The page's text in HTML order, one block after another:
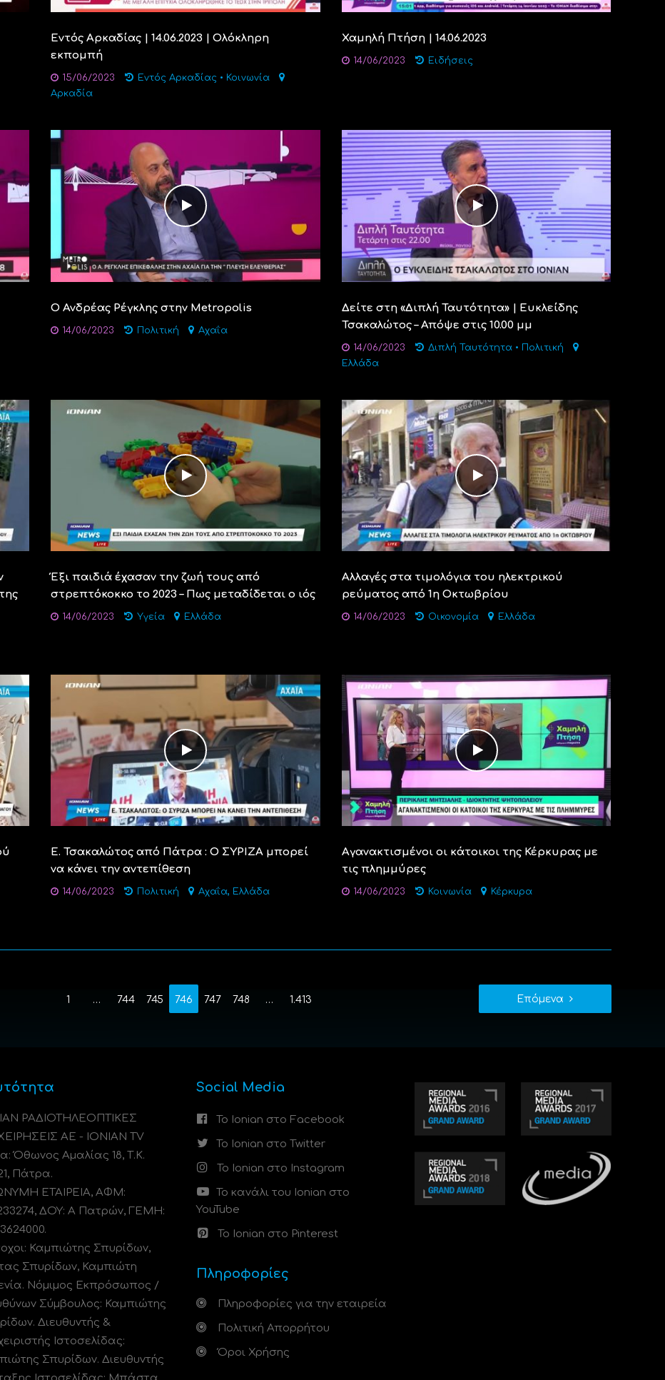
Εντός Αρκαδίας | 14.06.2023 | Ολόκληρη
εκπομπή
15/06/2023 Εντός Αρκαδίας • Κοινωνία
Αρκαδία
Χαμηλή Πτήση | 14.06.2023
14/06/2023 Ειδήσεις
Ο Ανδρέας Ρέγκλης στην Μetropolis
14/06/2023 Πολιτική Αχαΐα
Δείτε στη «Διπλή Ταυτότητα» | Ευκλείδης
Τσακαλώτος – Απόψε στις 10.00 μμ
14/06/2023 Διπλή Ταυτότητα • Πολιτική
Ελλάδα
Έξι παιδιά έχασαν την ζωή τους από
στρεπτόκοκκο το 2023 – Πως μεταδίδεται ο ιός
14/06/2023 Υγεία Ελλάδα
Αλλαγές στα τιμολόγια του ηλεκτρικού
ρεύματος από 1η Οκτωβρίου
14/06/2023 Οικονομία Ελλάδα
Ε. Τσακαλώτος από Πάτρα : O ΣΥΡΙΖΑ μπορεί
να κάνει την αντεπίθεση
14/06/2023 Πολιτική Αχαΐα, Ελλάδα
Aγανακτισμένοι οι κάτοικοι της Κέρκυρας με
τις πλημμύρες
14/06/2023 Κοινωνία Κέρκυρα
1 … 744 745 746 747 748 … 1.413 Επόμενα
ΡΑΔΙΟΤΗΛΕΟΠΤΙΚΕΣ
ΑΕ - IONIAN TV
Όθωνος Αμαλίας 18, Τ.Κ.
Πάτρα.
ΕΤΑΙΡΕΙΑ, ΑΦΜ:
ΔΟΥ: A Πατρών, ΓΕΜΗ:
Καμπιώτης Σπυρίδων,
Σπυρίδων, Καμπιώτη
Νόμιμος Εκπρόσωπος /
Σύμβουλος: Καμπιώτης
Διευθυντής &
Ιστοσελίδας:
Σπυρίδων. Διευθυντής
Social Media
Το Ionian στο Facebook
Το Ionian στο Twitter
Το Ionian στο Instagram
Το κανάλι του Ionian στο
YouTube
Το Ionian στο Pinterest
Πληροφορίες
Πληροφορίες για την εταιρεία
Πολιτική Απορρήτου
Όροι Χρήσης